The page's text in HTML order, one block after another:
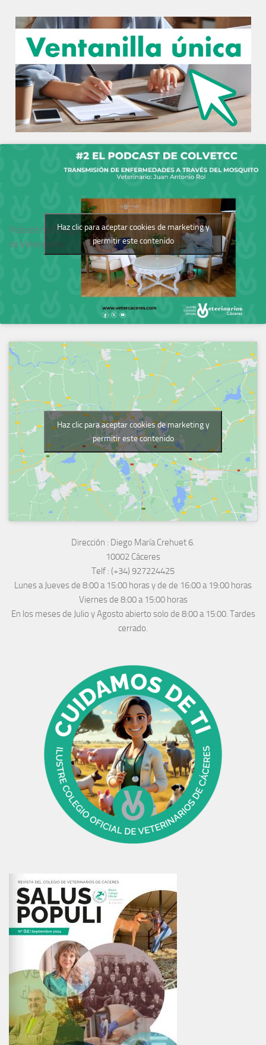
Podcast del Colegio
de Veterinarios
Haz clic para aceptar cookies de marketing y
permitir este contenido
Haz clic para aceptar cookies de marketing y
permitir este contenido
Dirección : Diego María Crehuet 6.
10002 Cáceres
Telf : (+34) 927224425
Lunes a Jueves de 8:00 a 15:00 horas y de de 16:00 a 19:00 horas
Viernes de 8:00 a 15:00 horas
En los meses de Julio y Agosto abierto solo de 8:00 a 15:00. Tardes
cerrado.